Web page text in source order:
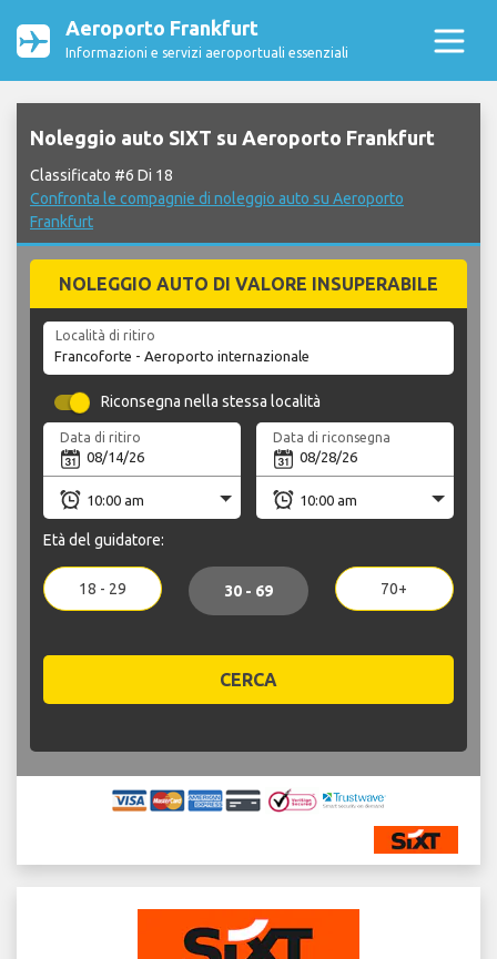
Aeroporto Frankfurt
Informazioni e servizi aeroportuali essenziali
Noleggio auto SIXT su Aeroporto Frankfurt
Classificato #6 Di 18
Confronta le compagnie di noleggio auto su Aeroporto
Frankfurt
NOLEGGIO AUTO DI VALORE INSUPERABILE
Località di ritiro
Riconsegna nella stessa località
Data di ritiro Data di riconsegna
Età del guidatore:
18 - 29 30 - 69 70+
CERCA